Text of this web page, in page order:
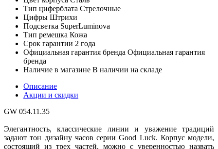
Тип циферблата Стрелочные
Цифры Штрихи
Подсветка SuperLuminova
Тип ремешка Кожа
Срок гарантии 2 года
Официальная гарантия бренда Официальная гарантия
бренда
Наличие в магазине В наличии на складе
Описание
Акции и скидки
GW 054.11.35
Элегантность, классические линии и уважение традиций
задают тон дизайну часов серии Good Luck. Корпус модели,
состоящий из трех частей, можно с уверенностью назвать